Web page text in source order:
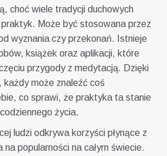
choć wiele tradycji duchowych
praktyk. Może być stosowana przez
wyznania czy przekonań. Istnieje
książek oraz aplikacji, które
przygody z medytacją. Dzięki
każdy może znaleźć coś
co sprawi, że praktyka ta stanie
życia.
ludzi odkrywa korzyści płynące z
popularności na całym świecie.